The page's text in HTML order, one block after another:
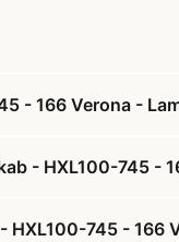
- 166 Verona -
- HXL100-745 -
HXL100-745 -